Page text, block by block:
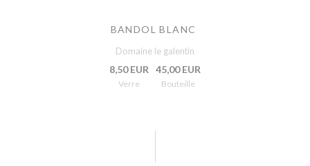
BANDOL BLANC
Domaine le galentin
8,50 EUR
Verre
45,00 EUR
Bouteille